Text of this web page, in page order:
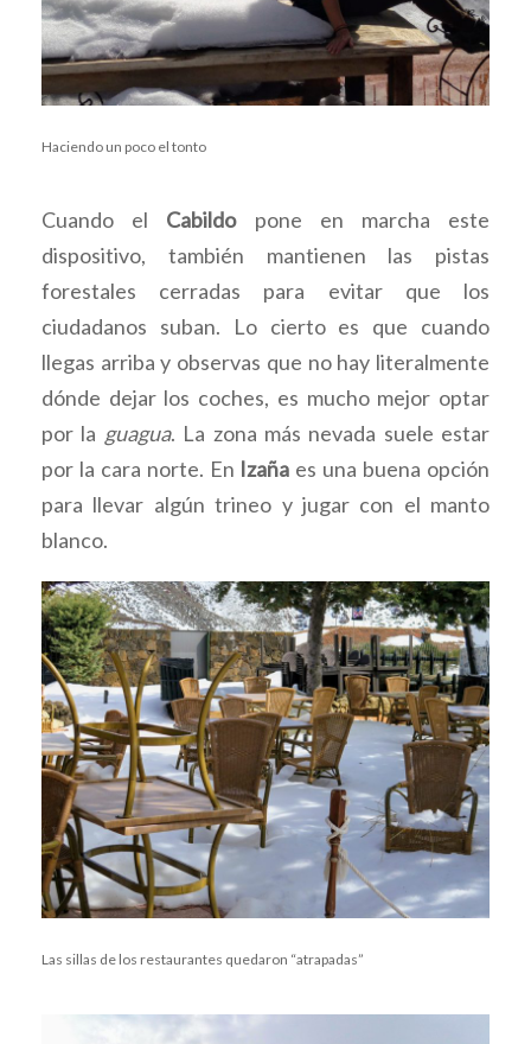
Haciendo un poco el tonto
Cuando el Cabildopone en marcha este
dispositivo, también mantienen las pistas
forestales cerradas para evitar que los
ciudadanos suban. Lo cierto es que cuando
llegas arriba y observas que no hay literalmente
dónde dejar los coches, es mucho mejor optar
por la guagua. La zona más nevada suele estar
por la cara norte. En Izaña es una buena opción
para llevar algún trineo y jugar con el manto
blanco.
Las sillas de los restaurantes quedaron “atrapadas”